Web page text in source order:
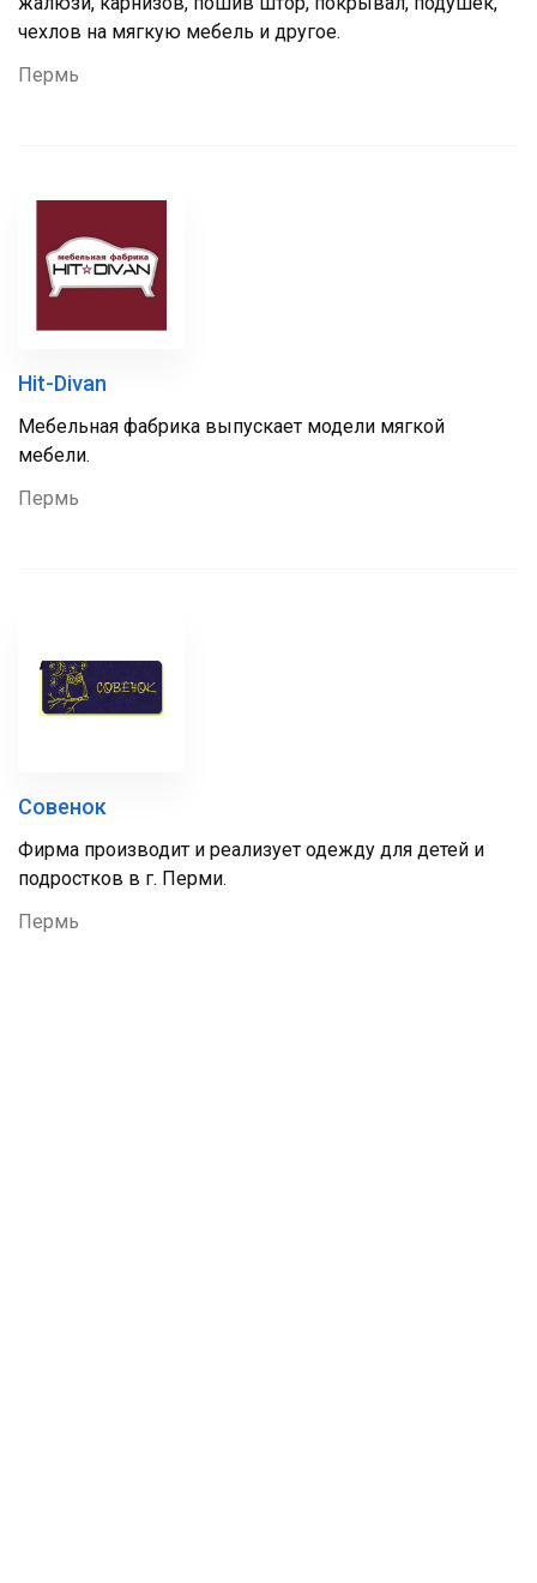
чехлов на мягкую мебель и другое.
Пермь
Hit-Divan
Мебельная фабрика выпускает модели мягкой
мебели.
Пермь
Совенок
Фирма производит и реализует одежду для детей и
подростков в г. Перми.
Пермь